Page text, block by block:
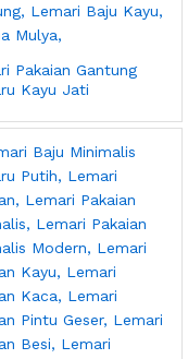
Pakaian Gantung
Kayu Jati